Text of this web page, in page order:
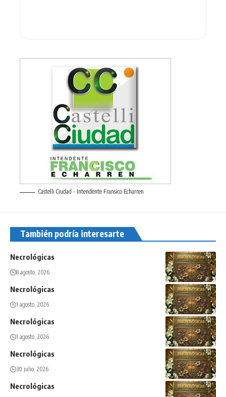
Castelli Ciudad - Intendente Fransico Echarren
También podría interesarte
Necrológicas
8 agosto, 2026
Necrológicas
1 agosto, 2026
Necrológicas
1 agosto, 2026
Necrológicas
30 julio, 2026
Necrológicas